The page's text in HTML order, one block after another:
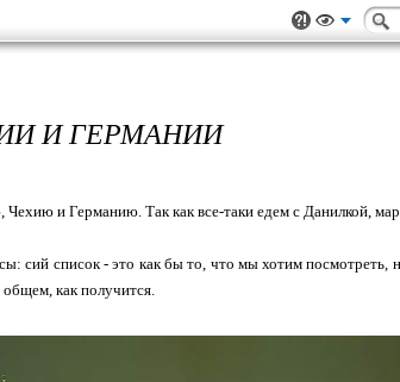
И ГЕРМАНИИ
и Германию. Так как все-таки едем с Данилкой,
сий список - это как бы то, что мы хотим посмотреть,
общем, как получится.